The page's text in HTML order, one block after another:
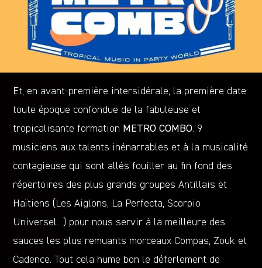
Et, en avant-première intersidérale, la première date
toute époque confondue de la fabuleuse et
tropicalisante formation METRO COMBO. 9
musiciens aux talents inénarrables et à la musicalité
contagieuse qui sont allés fouiller au fin fond des
répertoires des plus grands groupes Antillais et
Haïtiens (Les Aiglons, La Perfecta, Scorpio
Universel…) pour nous servir à la meilleure des
sauces les plus remuants morceaux Compas, Zouk et
Cadence. Tout cela hume bon le déferlement de